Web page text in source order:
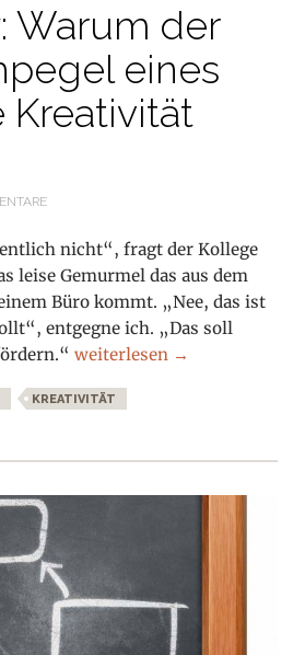
Warum der
eines
Kreativität
nicht“, fragt der Kollege
leise Gemurmel das aus dem
Büro kommt. „Nee, das ist
entgegne ich. „Das soll
Coffitivity: Warum der
weiterlesen →
KREATIVITÄT